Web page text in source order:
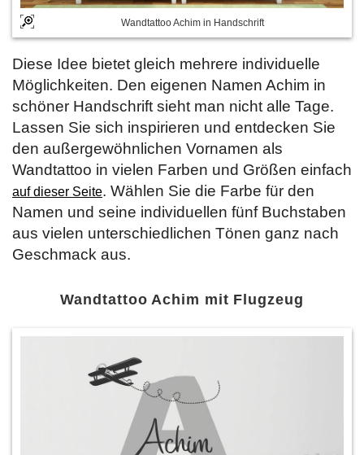
Wandtattoo Achim in Handschrift
Diese Idee bietet gleich mehrere individuelle
Möglichkeiten. Den eigenen Namen Achim in
schöner Handschrift sieht man nicht alle Tage.
Lassen Sie sich inspirieren und entdecken Sie
den außergewöhnlichen Vornamen als
Wandtattoo in vielen Farben und Größen einfach
auf dieser Seite. Wählen Sie die Farbe für den
Namen und seine individuellen fünf Buchstaben
aus vielen unterschiedlichen Tönen ganz nach
Geschmack aus.
Wandtattoo Achim mit Flugzeug